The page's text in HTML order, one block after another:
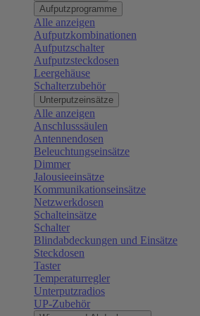
Aufputzprogramme
Alle anzeigen
Aufputzkombinationen
Aufputzschalter
Aufputzsteckdosen
Leergehäuse
Schalterzubehör
Unterputzeinsätze
Alle anzeigen
Anschlusssäulen
Antennendosen
Beleuchtungseinsätze
Dimmer
Jalousieeinsätze
Kommunikationseinsätze
Netzwerkdosen
Schalteinsätze
Schalter
Blindabdeckungen und Einsätze
Steckdosen
Taster
Temperaturregler
Unterputzradios
UP-Zubehör